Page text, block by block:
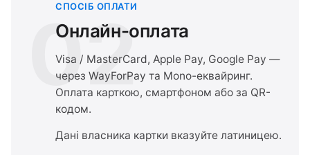
02
СПОСІБ ОПЛАТИ
Онлайн-оплата
Visa / MasterCard, Apple Pay, Google Pay —
через WayForPay та Mono-еквайринг.
Оплата карткою, смартфоном або за QR-
кодом.
Дані власника картки вказуйте латиницею.